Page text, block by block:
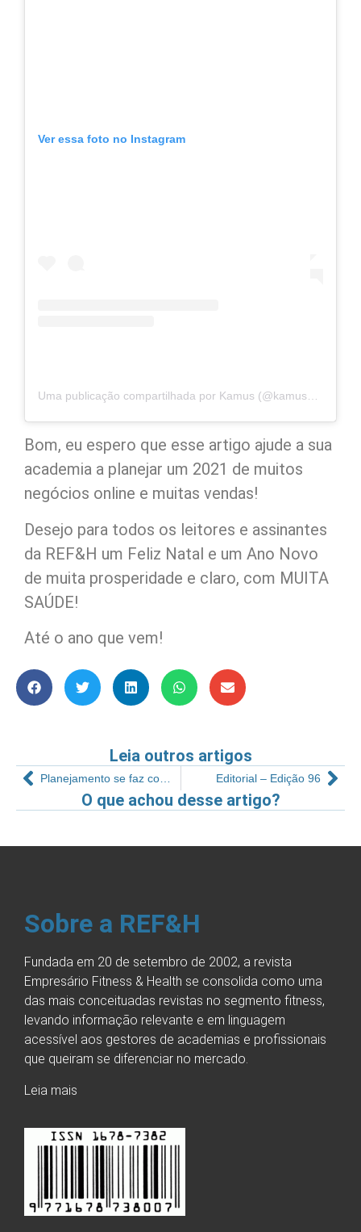
Ver essa foto no Instagram
Bom, eu espero que esse artigo ajude a sua
academia a planejar um 2021 de muitos
negócios online e muitas vendas!
Desejo para todos os leitores e assinantes
da REF&H um Feliz Natal e um Ano Novo
de muita prosperidade e claro, com MUITA
SAÚDE!
Até o ano que vem!
Leia outros artigos
Editorial – Edição 96
O que achou desse artigo?
Sobre a REF&H
Fundada em 20 de setembro de 2002, a revista
Empresário Fitness & Health se consolida como uma
das mais conceituadas revistas no segmento fitness,
levando informação relevante e em linguagem
acessível aos gestores de academias e profissionais
que queiram se diferenciar no mercado.
Leia mais